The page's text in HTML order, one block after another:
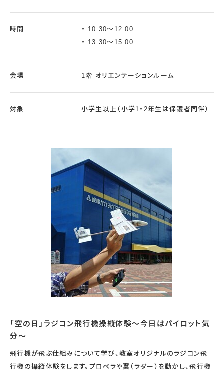
時間
10:30～12:00
13:30～15:00
会場 1階 オリエンテーションルーム
対象 小学生以上（小学1・2年生は保護者同伴）
「空の日」ラジコン飛行機操縦体験～今日はパイロット気
分～
飛行機が飛ぶ仕組みについて学び、教室オリジナルのラジコン飛
行機の操縦体験をします。プロペラや翼（ラダー）を動かし、飛行機